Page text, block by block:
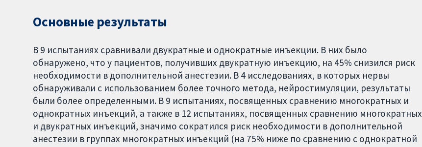
Основные результаты
В 9 испытаниях сравнивали двукратные и однократные инъекции. В них было
обнаружено, что у пациентов, получивших двукратную инъекцию, на 45% снизился риск
необходимости в дополнительной анестезии. В 4 исследованиях, в которых нервы
обнаруживали с использованием более точного метода, нейростимуляции, результаты
были более определенными. В 9 испытаниях, посвященных сравнению многократных и
однократных инъекций, а также в 12 испытаниях, посвященных сравнению многократных
и двукратных инъекций, значимо сократился риск необходимости в дополнительной
анестезии в группах многократных инъекций (на 75% ниже по сравнению с однократной